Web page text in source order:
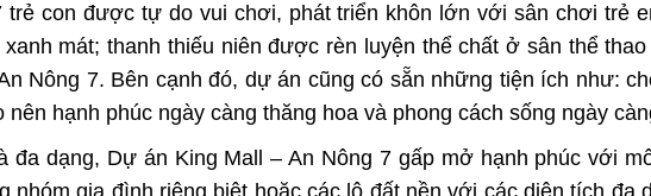
trẻ con được tự do vui chơi, phát triển khôn lớn với sân chơi trẻ
mát; thanh thiếu niên được rèn luyện thể chất ở sân thể
Nông 7. Bên cạnh đó, dự án cũng có sẵn những tiện ích như:
hạnh phúc ngày càng thăng hoa và phong cách sống ngày
đa dạng, Dự án King Mall – An Nông 7gấp mở hạnh phúc với